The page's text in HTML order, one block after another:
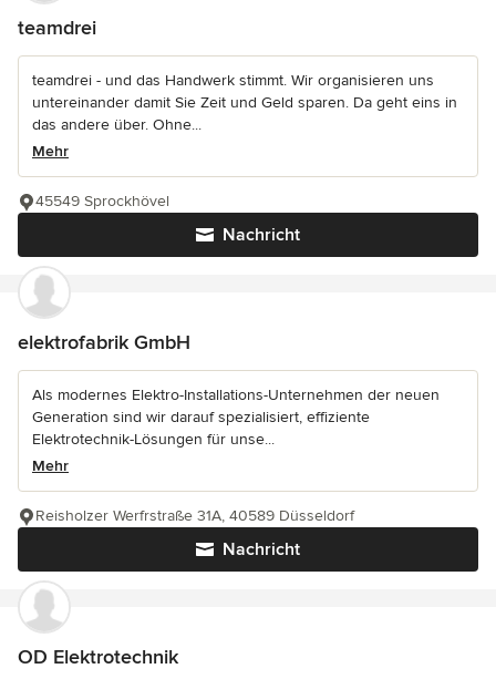
teamdrei
teamdrei - und das Handwerk stimmt. Wir organisieren uns
untereinander damit Sie Zeit und Geld sparen. Da geht eins in
das andere über. Ohne...
Mehr
Nachricht
45549 Sprockhövel
elektrofabrik GmbH
Als modernes Elektro-Installations-Unternehmen der neuen
Generation sind wir darauf spezialisiert, effiziente
Elektrotechnik-Lösungen für unse...
Mehr
Nachricht
Reisholzer Werfrstraße 31A, 40589 Düsseldorf
OD Elektrotechnik